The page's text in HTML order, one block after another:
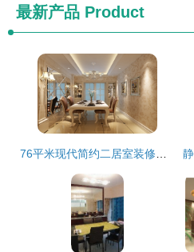
最新产品 Product